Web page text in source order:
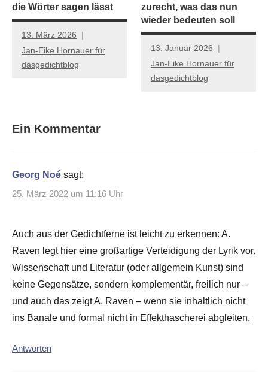
die Wörter sagen lässt
13. März 2026
Jan-Eike Hornauer für
dasgedichtblog
zurecht, was das nun
wieder bedeuten soll
13. Januar 2026
Jan-Eike Hornauer für
dasgedichtblog
Ein Kommentar
Georg Noé sagt:
25. März 2022 um 11:16 Uhr
Auch aus der Gedichtferne ist leicht zu erkennen: A.
Raven legt hier eine großartige Verteidigung der Lyrik vor.
Wissenschaft und Literatur (oder allgemein Kunst) sind
keine Gegensätze, sondern komplementär, freilich nur –
und auch das zeigt A. Raven – wenn sie inhaltlich nicht
ins Banale und formal nicht in Effekthascherei abgleiten.
Antworten